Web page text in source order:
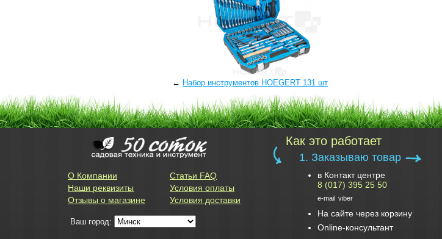
← Набор инструментов HOEGERT 131 шт
О Компании
Наши реквизиты
Отзывы о магазине
Статьи FAQ
Условия оплаты
Условия доставки
Ваш город:
Как это работает
1. Заказываю товар
в Контакт центре
8 (017) 395 25 50
e-mail viber
На сайте через корзину
Online-консультант